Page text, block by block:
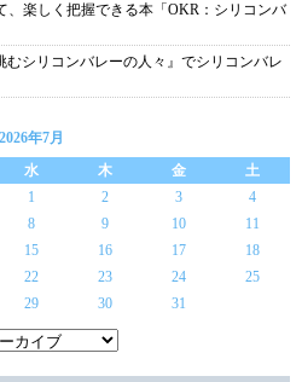
、楽しく把握できる本「OKR：シリコンバ
むシリコンバレーの人々』でシリコンバレ
2026年7月
水 木 金
土
1
2 3
4
8 9 10
11
15 16 17
18
22 23 24
25
29 30 31